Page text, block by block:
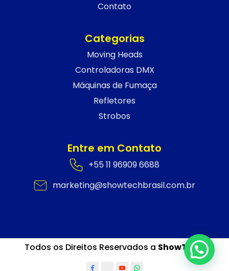
Contato
Categorias
Moving Heads
Controladoras DMX
Máquinas de Fumaça
Refletores
Strobos
Entre em Contato
+55 11 96909 6688
marketing@showtechbrasil.com.br
Todos os Direitos Reservados a ShowTech.